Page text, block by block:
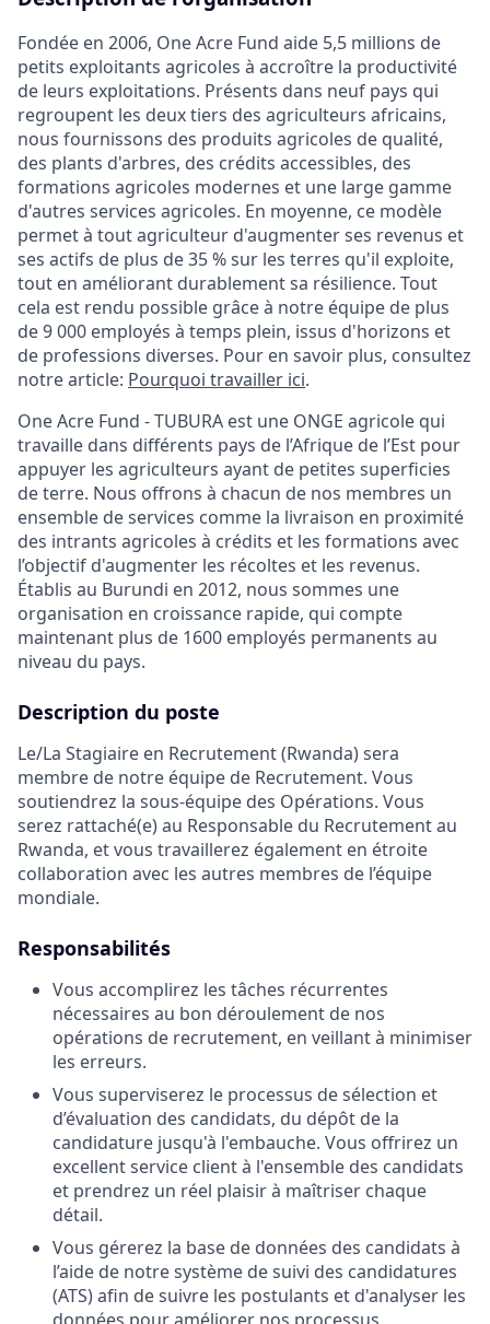
Fondée en 2006, One Acre Fund aide 5,5 millions de
petits exploitants agricoles à accroître la productivité
de leurs exploitations. Présents dans neuf pays qui
regroupent les deux tiers des agriculteurs africains,
nous fournissons des produits agricoles de qualité,
des plants d'arbres, des crédits accessibles, des
formations agricoles modernes et une large gamme
d'autres services agricoles. En moyenne, ce modèle
permet à tout agriculteur d'augmenter ses revenus et
ses actifs de plus de 35 % sur les terres qu'il exploite,
tout en améliorant durablement sa résilience. Tout
cela est rendu possible grâce à notre équipe de plus
de 9 000 employés à temps plein, issus d'horizons et
de professions diverses. Pour en savoir plus, consultez
notre article: Pourquoi travailler ici.
One Acre Fund - TUBURA est une ONGE agricole qui
travaille dans différents pays de l’Afrique de l’Est pour
appuyer les agriculteurs ayant de petites superficies
de terre. Nous offrons à chacun de nos membres un
ensemble de services comme la livraison en proximité
des intrants agricoles à crédits et les formations avec
l’objectif d'augmenter les récoltes et les revenus.
Établis au Burundi en 2012, nous sommes une
organisation en croissance rapide, qui compte
maintenant plus de 1600 employés permanents au
niveau du pays.
Description du poste
Le/La Stagiaire en Recrutement (Rwanda) sera
membre de notre équipe de Recrutement. Vous
soutiendrez la sous-équipe des Opérations. Vous
serez rattaché(e) au Responsable du Recrutement au
Rwanda, et vous travaillerez également en étroite
collaboration avec les autres membres de l’équipe
mondiale.
Responsabilités
Vous accomplirez les tâches récurrentes
nécessaires au bon déroulement de nos
opérations de recrutement, en veillant à minimiser
les erreurs.
Vous superviserez le processus de sélection et
d’évaluation des candidats, du dépôt de la
candidature jusqu'à l'embauche. Vous offrirez un
excellent service client à l'ensemble des candidats
et prendrez un réel plaisir à maîtriser chaque
détail.
Vous gérerez la base de données des candidats à
l’aide de notre système de suivi des candidatures
(ATS) afin de suivre les postulants et d'analyser les